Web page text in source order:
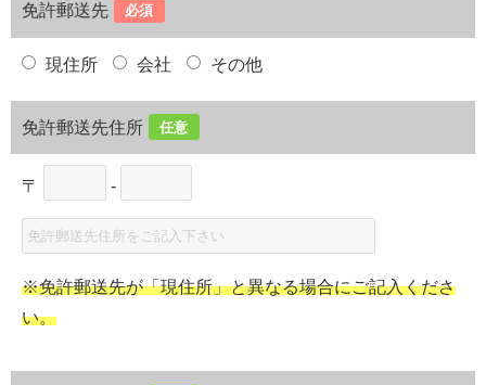
免許郵送先 必須
現住所 会社 その他
免許郵送先住所 任意
〒 -
※免許郵送先が「現住所」と異なる場合にご記入くださ
い。